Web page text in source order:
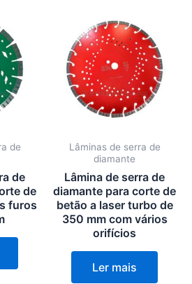
de
de
de
furos
Lâminas de serra de
diamante
Lâmina de serra de
diamante para corte de
betão a laser turbo de
350 mm com vários
orifícios
Ler mais